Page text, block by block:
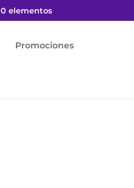
0 elementos
Promociones